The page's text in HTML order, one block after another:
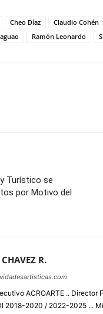
Cheo Díaz Claudio Cohén
Ramón Leonardo
Turístico se
por Motivo del
R.
ACROARTE .. Director
2018-2020 / 2022-2025 ...